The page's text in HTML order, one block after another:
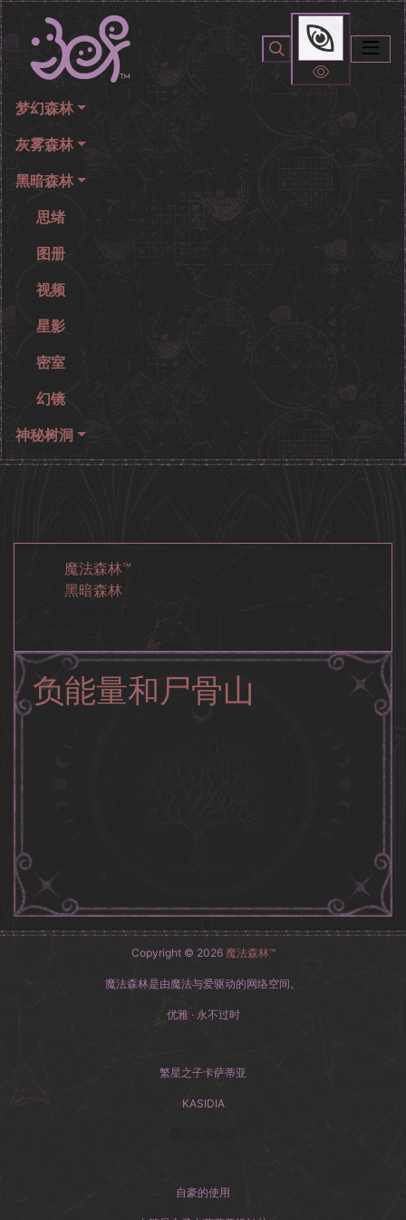
梦幻森林
灰雾森林
黑暗森林
思绪
图册
视频
星影
密室
幻镜
神秘树洞
魔法森林™
黑暗森林
负能量和尸骨山
Copyright © 2026 魔法森林™
魔法森林是由魔法与爱驱动的网络空间。
优雅 · 永不过时
繁星之子卡萨蒂亚
KASIDIA
自豪的使用